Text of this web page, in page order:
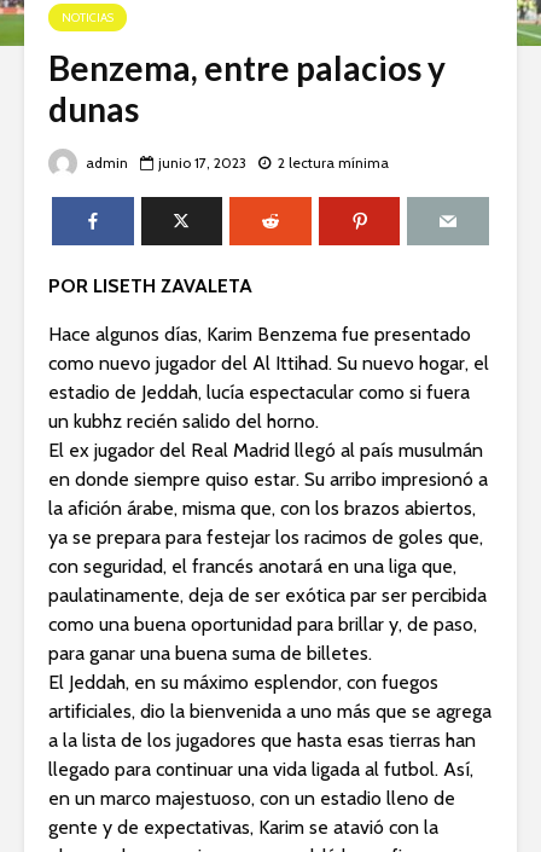
NOTICIAS
Benzema, entre palacios y
dunas
admin junio 17, 2023 2 lectura mínima
POR LISETH ZAVALETA
Hace algunos días, Karim Benzema fue presentado
como nuevo jugador del Al Ittihad. Su nuevo hogar, el
estadio de Jeddah, lucía espectacular como si fuera
un kubhz recién salido del horno.
El ex jugador del Real Madrid llegó al país musulmán
en donde siempre quiso estar. Su arribo impresionó a
la afición árabe, misma que, con los brazos abiertos,
ya se prepara para festejar los racimos de goles que,
con seguridad, el francés anotará en una liga que,
paulatinamente, deja de ser exótica par ser percibida
como una buena oportunidad para brillar y, de paso,
para ganar una buena suma de billetes.
El Jeddah, en su máximo esplendor, con fuegos
artificiales, dio la bienvenida a uno más que se agrega
a la lista de los jugadores que hasta esas tierras han
llegado para continuar una vida ligada al futbol. Así,
en un marco majestuoso, con un estadio lleno de
gente y de expectativas, Karim se atavió con la